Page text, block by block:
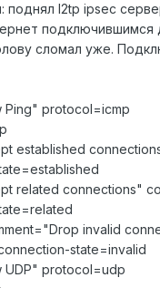
поднял l2tp ipsec
подключившимся
сломал уже.
Ping" protocol=icmp
established
related connections"
invalid
state=invalid
UDP" protocol=udp